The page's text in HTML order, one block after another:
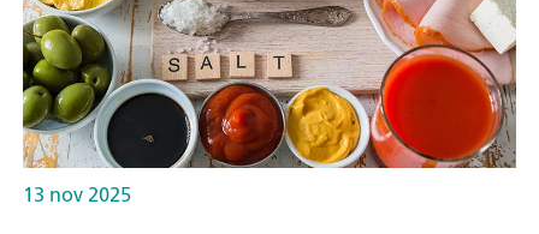
13 nov 2025